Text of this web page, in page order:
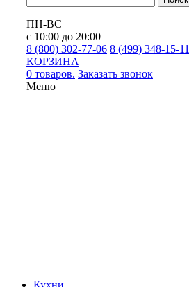
ПН-ВС
с 10:00 до 20:00
8 (800) 302-77-06 8 (499) 348-15-11
КОРЗИНА
0 товаров. Заказать звонок
Меню
Кухни